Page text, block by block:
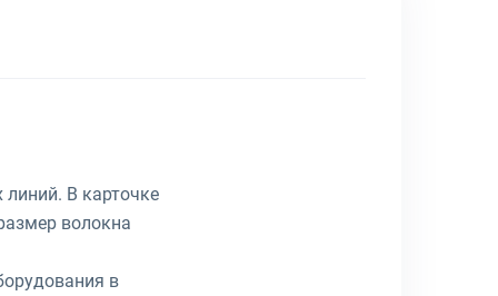
линий. В карточке
волокна
в